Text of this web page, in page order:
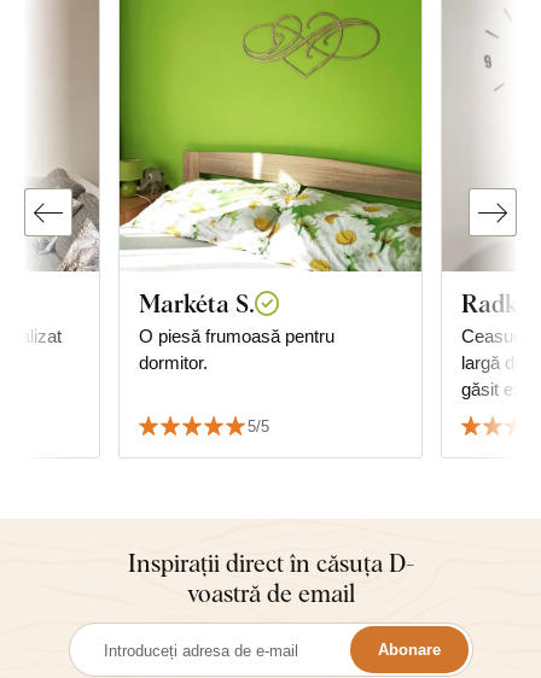
Markéta S.
O piesă frumoasă pentru
dormitor.
5/5
Radka
largă de
găsit
cu
😊
Inspirații direct în căsuța D-
voastră de email
Abonare